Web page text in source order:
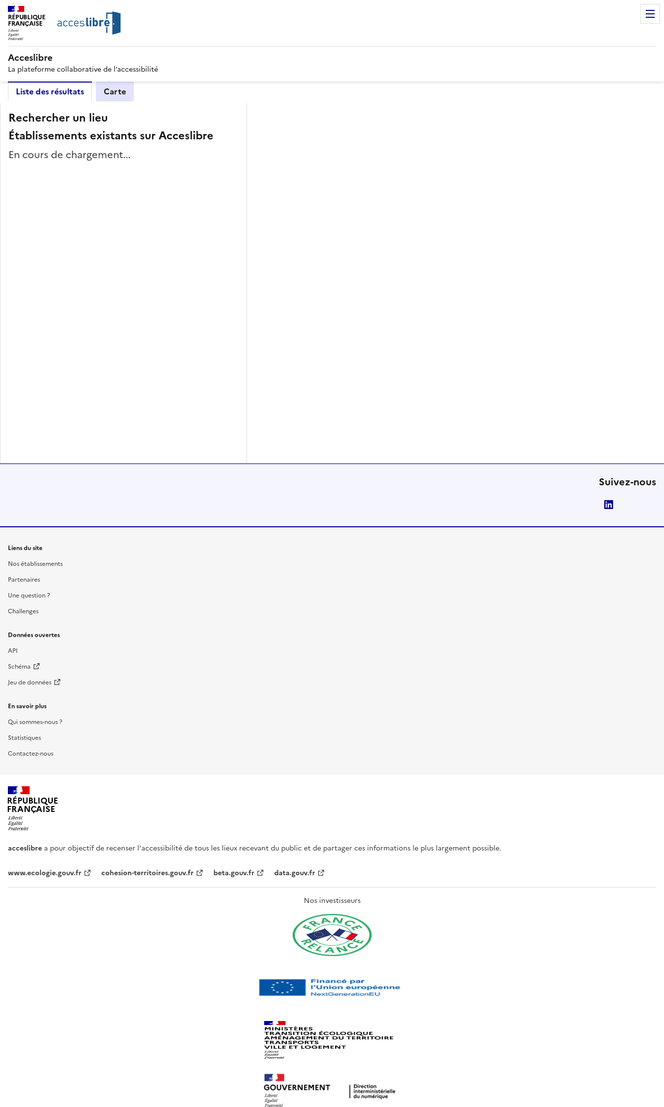
RÉPUBLIQUE
FRANÇAISE
Acceslibre
La plateforme collaborative de l’accessibilité
Liste des résultats Carte
Rechercher un lieu
Établissements existants sur Acceslibre
En cours de chargement...
Suivez-nous
Liens du site
Nos établissements
Partenaires
Une question ?
Challenges
Données ouvertes
API
Schéma
Jeu de données
En savoir plus
Qui sommes-nous ?
Statistiques
Contactez-nous
RÉPUBLIQUE
FRANÇAISE
acceslibre a pour objectif de recenser l'accessibilité de tous les lieux recevant du public et de partager ces informations le plus largement possible.
www.ecologie.gouv.fr cohesion-territoires.gouv.fr beta.gouv.fr data.gouv.fr
Nos investisseurs